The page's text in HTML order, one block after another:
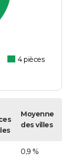
4 pièces
Moyenne
des villes
0,9 %